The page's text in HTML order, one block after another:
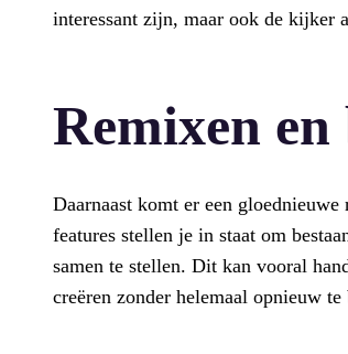
interessant zijn, maar ook de kijker
Remixen
Daarnaast komt er een
features stellen je in staat om
samen te stellen. Dit kan vooral
creëren zonder helemaal opnieuw te